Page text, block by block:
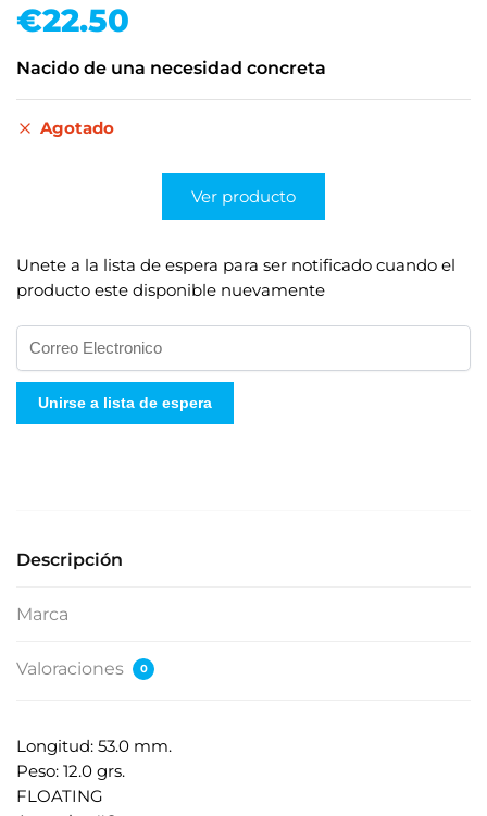
€22.50
Nacido de una necesidad concreta
Agotado
Ver producto
Unete a la lista de espera para ser notificado cuando el
producto este disponible nuevamente
n
g
d
r
c
ó
n
d
Unirse a lista de espera
Descripción
Marca
Valoraciones 0
Longitud: 53.0 mm.
Peso: 12.0 grs.
FLOATING